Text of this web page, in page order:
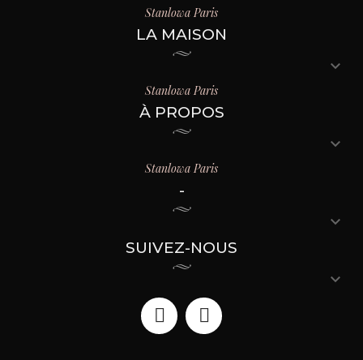
Stanlowa Paris
LA MAISON

Stanlowa Paris
À PROPOS

Stanlowa Paris
-

SUIVEZ-NOUS
